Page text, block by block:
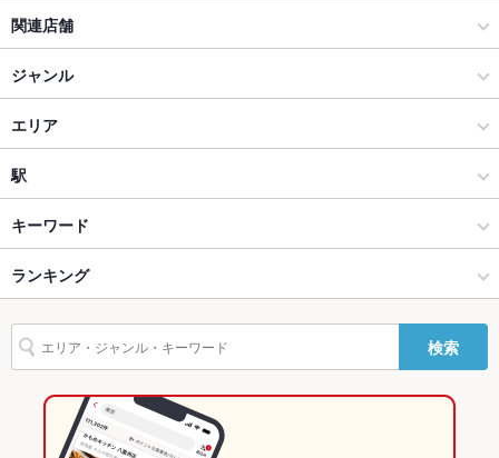
テラス席 あり ：テラス席は2テーブルご用意しております。
設備
Wi-Fi
バリアフリ
ー
駐車場
なし ：お近くのコインパーキングをご利用ください。お酒を飲
まれる際はお車でのお越しはご遠慮ください。
その他設備 テラス席あり。 ペットOK！！
あり
関連店舗
くいもの屋わん 藤沢プライムビル店
個室居酒屋 くいもの屋わん 桜木町店
個室居酒屋 くいもの屋わん 綱島店
くいもの屋わん 大和店
個室居酒屋 くいもの屋わん 茅ヶ崎店
くいもの屋わん 湘南台店
個室居酒屋 くいもの屋わん 蒲田店
くいもの屋わん 大宮南銀通り店
ジャンル
居酒屋
洋・和洋・各国料理・その他
経堂・千歳船橋 × 居酒屋
経堂・千歳船橋 × 洋・和洋・各国料理・その他
経堂駅 × 居酒屋
経堂駅 × 洋・和洋・各国料理・その他
イタリアン・フレンチ
エリア
経堂
経堂 × 居酒屋
経堂 × 洋・和洋・各国料理・その他
経堂 × イタリアン・フレンチ
経堂 × イタリアン
駅
経堂駅
宮の坂駅
キーワード
手羽先 焼きとん
アヒージョ 生ハム
ランキング
東京のグルメランキング
東京の居酒屋ランキング
経堂・千歳船橋のグルメランキング
検索